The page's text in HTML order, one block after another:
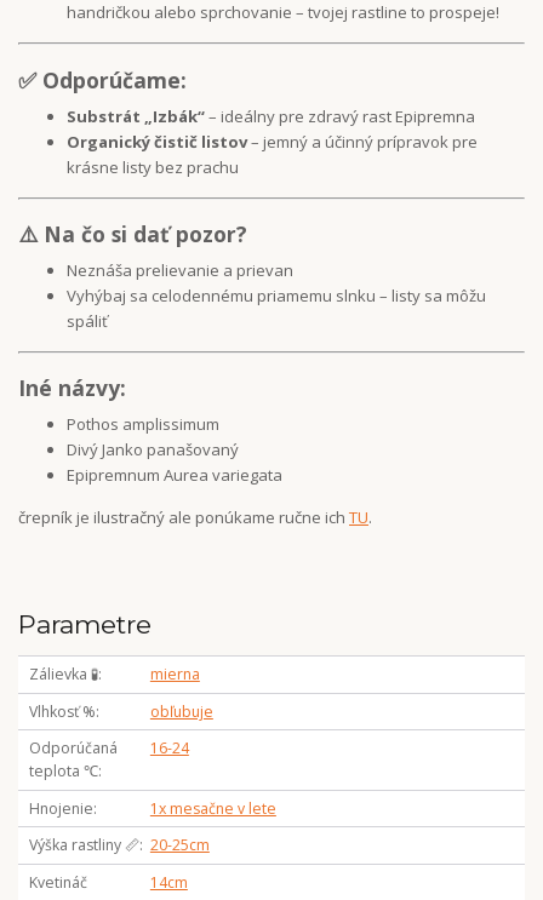
handričkou alebo sprchovanie – tvojej rastline to prospeje!
✅ Odporúčame:
Substrát „Izbák“– ideálny pre zdravý rast Epipremna
Organický čistič listov– jemný a účinný prípravok pre
krásne listy bez prachu
⚠️ Na čo si dať pozor?
Neznáša prelievanie a prievan
Vyhýbaj sa celodennému priamemu slnku – listy sa môžu
spáliť
Iné názvy:
Pothos amplissimum
Divý Janko panašovaný
Epipremnum Aurea variegata
črepník je ilustračný ale ponúkame ručne ich TU.
Parametre
Zálievka 🧪
mierna
Vlhkosť %
obľubuje
Odporúčaná
teplota ℃
16-24
Hnojenie
1x mesačne v lete
Výška rastliny 📏 20-25cm
Kvetináč
14cm